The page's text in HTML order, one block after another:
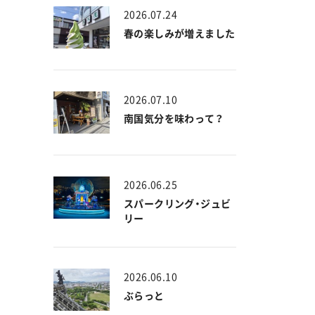
2026.07.24
春の楽しみが増えました
2026.07.10
南国気分を味わって？
2026.06.25
スパークリング・ジュビ
リー
2026.06.10
ぶらっと